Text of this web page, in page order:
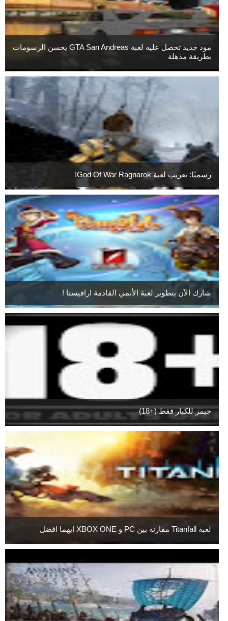
مود جديد تحصل عليه لعبة GTA San Andreas يحسن الرسومات
بطريقة مذهلة
رسميًا: تعريب لعبة God Of War Ragnarok!
شارك الآن بتطوير لعبة الأنمي القادمة ارافيستا !
جيمز للكبار فقط (+18)
لعبة Titanfall مقارنة بين PC و XBOX ONE ايهما افضل